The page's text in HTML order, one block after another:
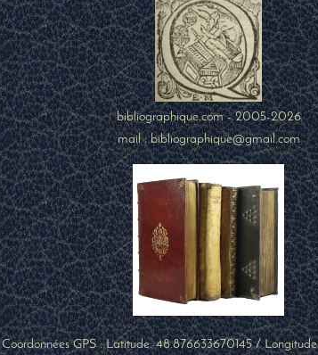
bibliographique.com - 2005-2026
mail : bibliographique@gmail.com
Coordonnées GPS : Latitude:48.876633670145/